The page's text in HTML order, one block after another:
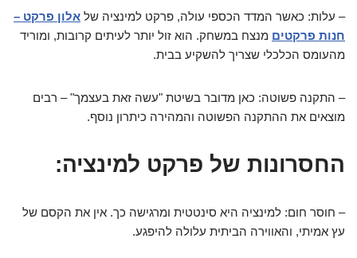
– עלות: כאשר המדד הכספי עולה, פרקט למינציה של אלון פרקט –
חנות פרקטים מנצח במשחק. הוא זול יותר לעיתים קרובות, ומוריד
מהעומס הכלכלי שצריך להשקיע בבית.
– התקנה פשוטה: כאן מדובר בשיטת "עשה זאת בעצמך" – רבים
מוצאים את ההתקנה הפשוטה והמהירה כיתרון נוסף.
החסרונות של פרקט למינציה:
– חוסר חום: למינציה היא סינטטית ומרגישה כך. אין את הקסם של
עץ אמיתי, והאווירה הביתית עלולה להיפגע.